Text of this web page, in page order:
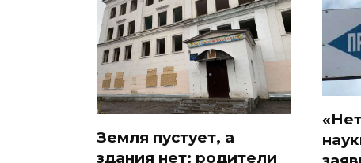
Земля пустует, а
здания нет: родители